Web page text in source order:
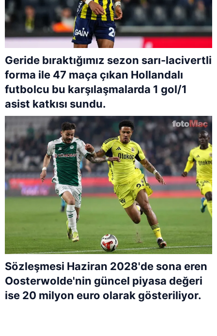
Geride bıraktığımız sezon sarı-lacivertli
forma ile 47 maça çıkan Hollandalı
futbolcu bu karşılaşmalarda 1 gol/1
asist katkısı sundu.
Sözleşmesi Haziran 2028'de sona eren
Oosterwolde'nin güncel piyasa değeri
ise 20 milyon euro olarak gösteriliyor.